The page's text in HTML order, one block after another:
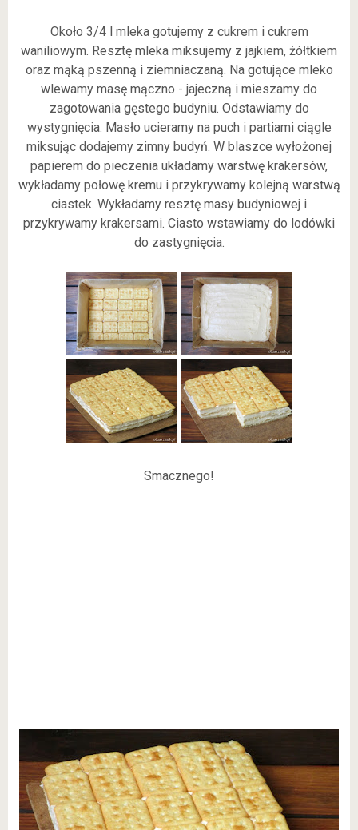
Około 3/4 l mleka gotujemy z cukrem i cukrem
waniliowym. Resztę mleka miksujemy z jajkiem, żółtkiem
oraz mąką pszenną i ziemniaczaną. Na gotujące mleko
wlewamy masę mączno - jajeczną i mieszamy do
zagotowania gęstego budyniu. Odstawiamy do
wystygnięcia. Masło ucieramy na puch i partiami ciągle
miksując dodajemy zimny budyń. W blaszce wyłożonej
papierem do pieczenia układamy warstwę krakersów,
wykładamy połowę kremu i przykrywamy kolejną warstwą
ciastek. Wykładamy resztę masy budyniowej i
przykrywamy krakersami. Ciasto wstawiamy do lodówki
do zastygnięcia.
Smacznego!